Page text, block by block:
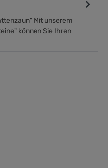
Mit unserem
können Sie Ihren